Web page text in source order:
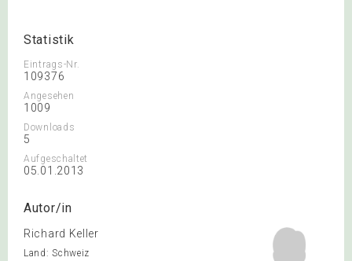
Statistik
Eintrags-Nr.
109376
Angesehen
1009
Downloads
5
Aufgeschaltet
05.01.2013
Autor/in
Richard Keller
Land: Schweiz